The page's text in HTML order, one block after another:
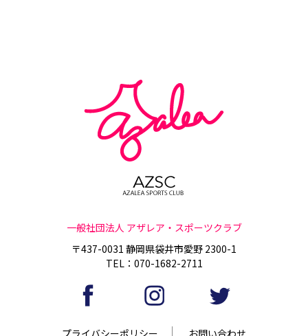
一般社団法人 アザレア・スポーツクラブ
〒437-0031 静岡県袋井市愛野 2300-1
TEL：070-1682-2711
プライバシーポリシー お問い合わせ